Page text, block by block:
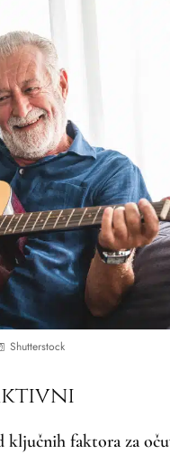
Shutterstock
ključnih faktora za